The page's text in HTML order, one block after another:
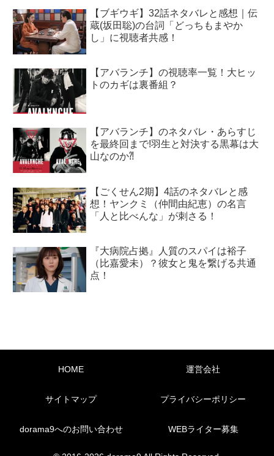
【ブギウギ】32話ネタバレと感想｜伝
蔵(坂田聡)の台詞「どっちもまやか
し」に視聴者共感！
【アバランチ】の視聴率一覧！大ヒッ
トのカギは裏番組？
【アバランチ】のネタバレ・あらすじ
を最終回まで!羽生と対決する黒幕は大
山なのか⁈
【ごくせん2期】4話のネタバレと感
想！ヤンクミ（仲間由紀恵）の名言
「人と比べんな」が刺さる！
『大病院占拠』人質のスパイは裕子
（比嘉愛未）？彼女と鬼を繋げる共通
点！
HOME 運営会社
サイトマップ プライバシーポリシー
dorama9へのお問い合わせ WEBライター募集